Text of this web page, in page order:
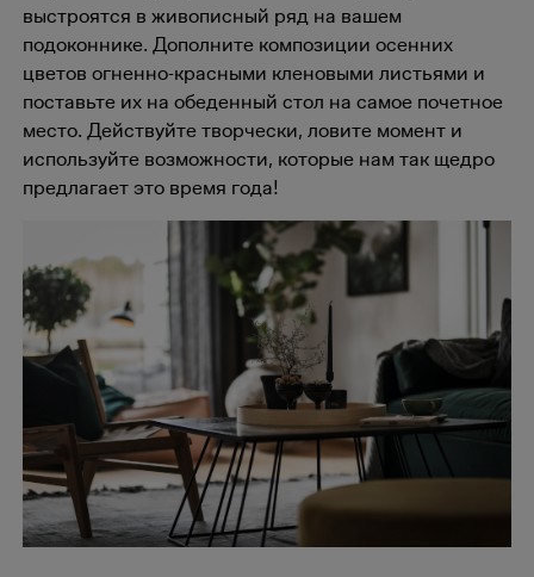
выстроятся в живописный ряд на вашем
подоконнике. Дополните композиции осенних
цветов огненно-красными кленовыми листьями и
поставьте их на обеденный стол на самое почетное
место. Действуйте творчески, ловите момент и
используйте возможности, которые нам так щедро
предлагает это время года!